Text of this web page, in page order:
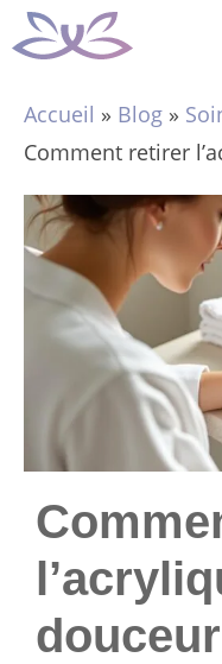
Aller
au
Accueil » Blog »
Comment retirer